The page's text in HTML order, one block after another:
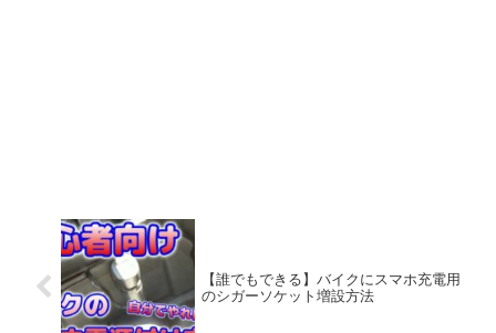
【誰でもできる】バイクにスマホ充電用
のシガーソケット増設方法